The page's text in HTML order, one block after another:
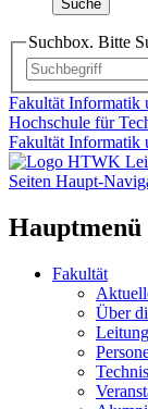
Suche
Suchbox. Bitte
Fakultät Informatik
Hochschule für
Fakultät Informatik
Seiten Haupt-
Hauptmenü
Fakultät
Über